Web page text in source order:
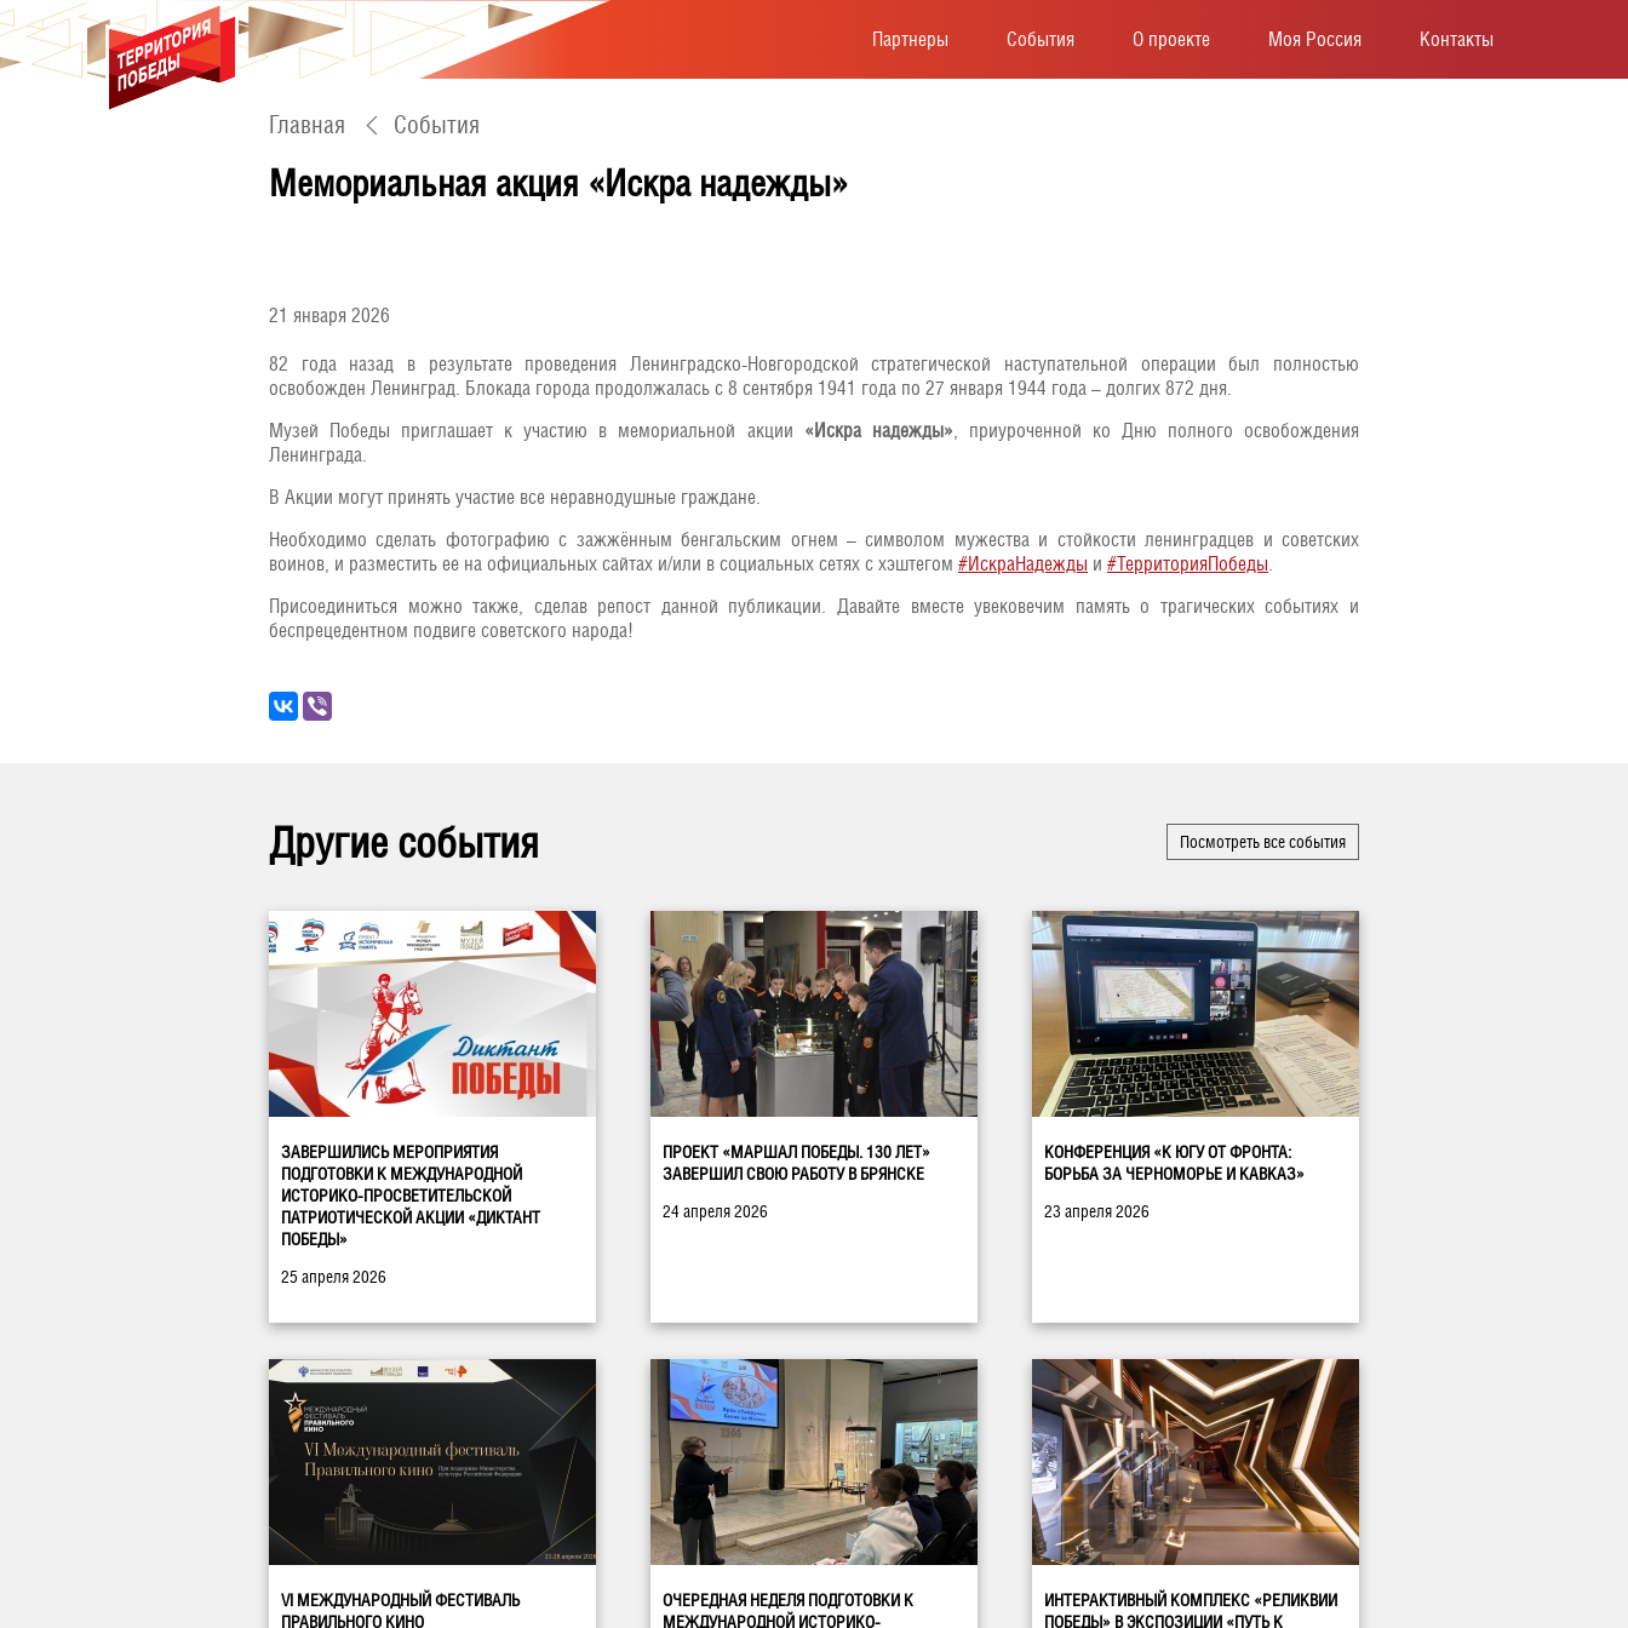
Партнеры События О проекте Моя Россия Контакты
Главная События
Мемориальная акция «Искра надежды»
21 января 2026
82 года назад в результате проведения Ленинградско-Новгородской стратегической наступательной операции был полностью
освобожден Ленинград. Блокада города продолжалась с 8 сентября 1941 года по 27 января 1944 года – долгих 872 дня.
Музей Победы приглашает к участию в мемориальной акции «Искра надежды», приуроченной ко Дню полного освобождения
Ленинграда.
В Акции могут принять участие все неравнодушные граждане.
Необходимо сделать фотографию с зажжённым бенгальским огнем – символом мужества и стойкости ленинградцев и советских
воинов, и разместить ее на официальных сайтах и/или в социальных сетях с хэштегом #ИскраНадежды и #ТерриторияПобеды.
Присоединиться можно также, сделав репост данной публикации. Давайте вместе увековечим память о трагических событиях и
беспрецедентном подвиге советского народа!
Другие события Посмотреть все события
ЗАВЕРШИЛИСЬ МЕРОПРИЯТИЯ
ПОДГОТОВКИ К МЕЖДУНАРОДНОЙ
ИСТОРИКО-ПРОСВЕТИТЕЛЬСКОЙ
ПАТРИОТИЧЕСКОЙ АКЦИИ «ДИКТАНТ
ПОБЕДЫ»
25 апреля 2026
ПРОЕКТ «МАРШАЛ ПОБЕДЫ. 130 ЛЕТ»
ЗАВЕРШИЛ СВОЮ РАБОТУ В БРЯНСКЕ
24 апреля 2026
КОНФЕРЕНЦИЯ «К ЮГУ ОТ ФРОНТА:
БОРЬБА ЗА ЧЕРНОМОРЬЕ И КАВКАЗ»
23 апреля 2026
VI МЕЖДУНАРОДНЫЙ ФЕСТИВАЛЬ
ПРАВИЛЬНОГО КИНО
ОЧЕРЕДНАЯ НЕДЕЛЯ ПОДГОТОВКИ К
МЕЖДУНАРОДНОЙ ИСТОРИКО-
ИНТЕРАКТИВНЫЙ КОМПЛЕКС «РЕЛИКВИИ
ПОБЕДЫ» В ЭКСПОЗИЦИИ «ПУТЬ К